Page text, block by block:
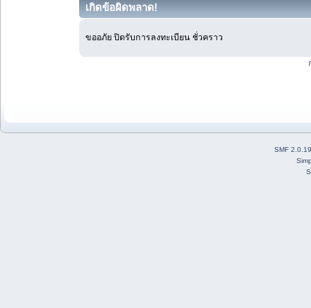
เกิดข้อผิดพลาด!
ขออภัย ปิดรับการลงทะเบียน ชั่วคราว
SMF 2.0.19